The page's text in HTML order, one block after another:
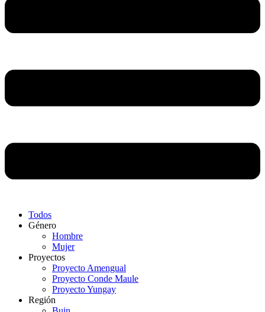
Todos
Género
Hombre
Mujer
Proyectos
Proyecto Amengual
Proyecto Conde Maule
Proyecto Yungay
Región